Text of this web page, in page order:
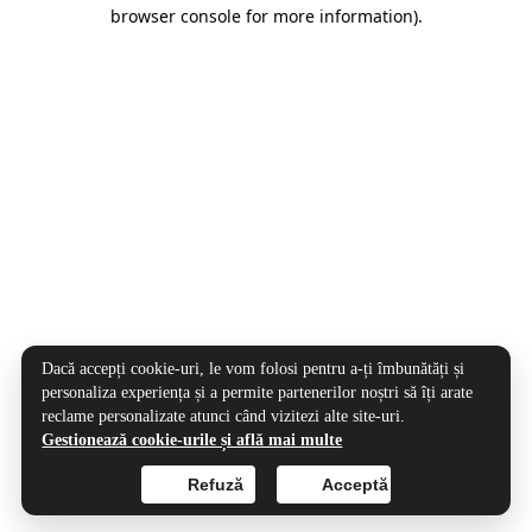
browser console for more information).
Dacă accepți cookie-uri, le vom folosi pentru a-ți îmbunătăți și
personaliza experiența și a permite partenerilor noștri să îți arate
reclame personalizate atunci când vizitezi alte site-uri.
Gestionează cookie-urile și află mai multe
Acceptă
Refuză